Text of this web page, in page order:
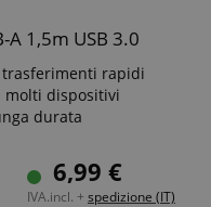
A 1,5m USB 3.0
trasferimenti rapidi
molti dispositivi
durata
e accessori6,99 €
IVA.incl. + spedizione (IT)